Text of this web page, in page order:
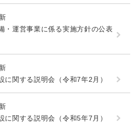
・運営事業に係る実施方針の公表
に関する説明会（令和7年2月）
に関する説明会（令和5年7月）